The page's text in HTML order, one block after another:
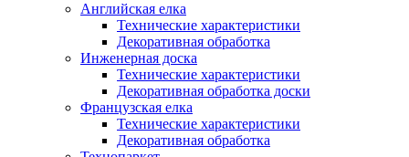
Английская елка
Технические характеристики
Декоративная обработка
Инженерная доска
Технические характеристики
Декоративная обработка доски
Французская елка
Технические характеристики
Декоративная обработка